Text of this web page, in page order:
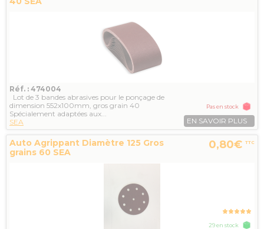
Réf. : 474004
Lot de 3 bandes abrasives pour le ponçage de
dimension 552x100mm, gros grain 40
Spécialement adaptées aux...
SEA
Pas en stock
EN SAVOIR PLUS
Auto Agrippant Diamètre 125 Gros
grains 60 SEA
0,80€ TTC
29 en stock